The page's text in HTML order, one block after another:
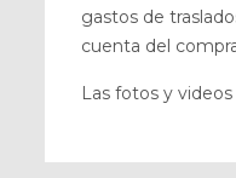
gastos de
cuenta del
Las fotos y